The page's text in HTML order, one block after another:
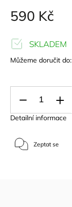
590 Kč
SKLADEM
Můžeme doručit do:
Detailní informace
Zeptat se